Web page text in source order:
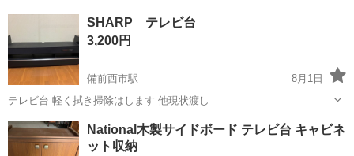
剥げてます。 サイズ(商品詳細は画像で載せています。) 寸法：外寸：
約幅1000×奥行339×高さ320ｍｍ 天板サイズ：約幅1000×奥行330mm
棚内...
岡山 岡山市 収納家具
SHARP テレビ台
3,200円
備前西市駅
8月1日
テレビ台 軽く拭き掃除はします 他現状渡し
岡山 岡山市 備前西市駅 収納家具
National木製サイドボード テレビ台 キャビネ
ット収納